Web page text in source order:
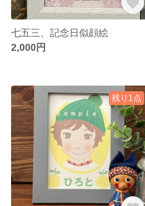
七五三、記念日似顔絵
2,000円
残り1点